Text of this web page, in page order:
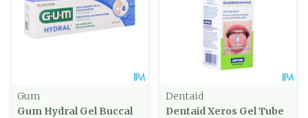
Gum
Gum Hydral Gel Buccal
Dentaid
Dentaid Xeros Gel Tube